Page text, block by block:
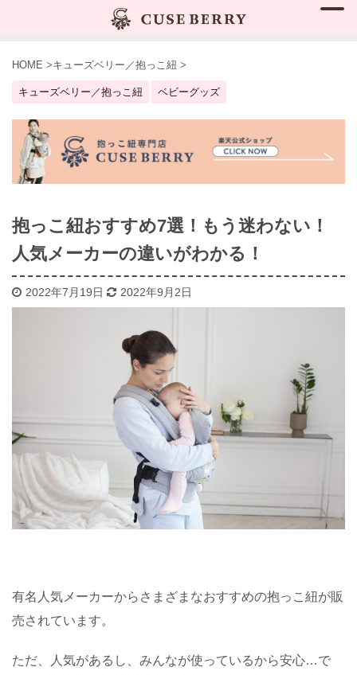
HOME >キューズベリー／抱っこ紐 >
キューズベリー／抱っこ紐 ベビーグッズ
抱っこ紐おすすめ7選！もう迷わない！
人気メーカーの違いがわかる！
2022年7月19日 2022年9月2日
有名人気メーカーからさまざまなおすすめの抱っこ紐が販
売されています。
ただ、人気があるし、みんなが使っているから安心…で